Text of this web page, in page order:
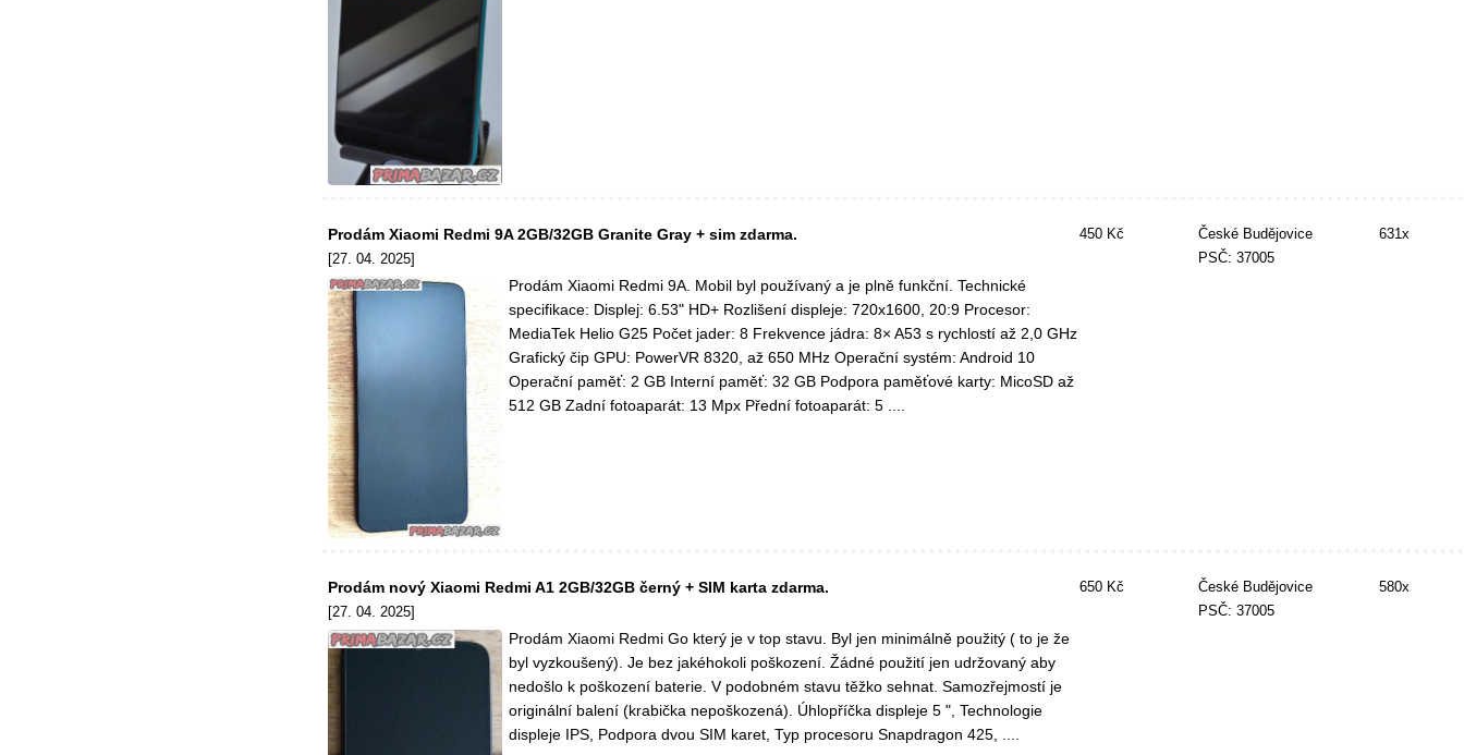
Prodám Xiaomi Redmi 9A 2GB/32GB Granite Gray + sim zdarma.
[27. 04. 2025]
Prodám Xiaomi Redmi 9A. Mobil byl používaný a je plně funkční. Technické
specifikace: Displej: 6.53" HD+ Rozlišení displeje: 720x1600, 20:9 Procesor:
MediaTek Helio G25 Počet jader: 8 Frekvence jádra: 8× A53 s rychlostí až 2,0 GHz
Grafický čip GPU: PowerVR 8320, až 650 MHz Operační systém: Android 10
Operační paměť: 2 GB Interní paměť: 32 GB Podpora paměťové karty: MicoSD až
512 GB Zadní fotoaparát: 13 Mpx Přední fotoaparát: 5 ....
450 Kč
České Budějovice
PSČ: 37005
631x
Prodám nový Xiaomi Redmi A1 2GB/32GB černý + SIM karta zdarma.
[27. 04. 2025]
Prodám Xiaomi Redmi Go který je v top stavu. Byl jen minimálně použitý ( to je že
byl vyzkoušený). Je bez jakéhokoli poškození. Žádné použití jen udržovaný aby
nedošlo k poškození baterie. V podobném stavu těžko sehnat. Samozřejmostí je
originální balení (krabička nepoškozená). Úhlopříčka displeje 5 ", Technologie
displeje IPS, Podpora dvou SIM karet, Typ procesoru Snapdragon 425, ....
650 Kč
České Budějovice
PSČ: 37005
580x